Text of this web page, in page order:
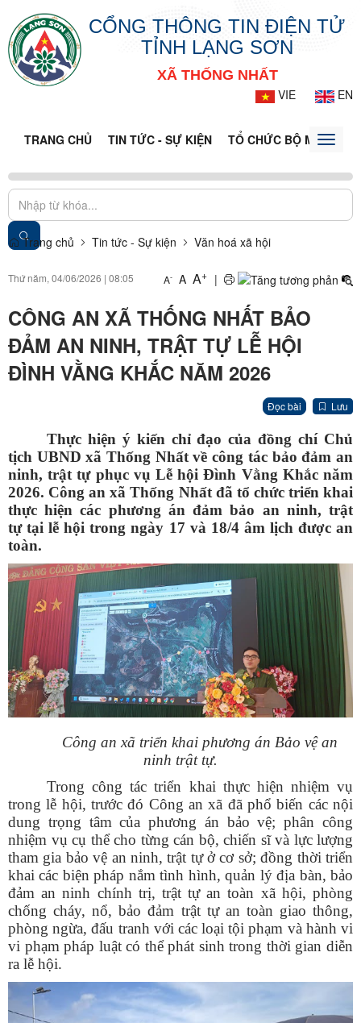
CỔNG THÔNG TIN ĐIỆN TỬ
TỈNH LẠNG SƠN
XÃ THỐNG NHẤT
VIE
EN
TRANG CHỦ TIN TỨC - SỰ KIỆN TỔ CHỨC BỘ MÁYToggle
Trang chủ Tin tức - Sự kiện Văn hoá xã hội
Thứ năm, 04/06/2026 | 08:05 A- A A+ |
CÔNG AN XÃ THỐNG NHẤT BẢO
ĐẢM AN NINH, TRẬT TỰ LỄ HỘI
ĐÌNH VẰNG KHẮC NĂM 2026
Đọc bài Lưu
Thực hiện ý kiến chỉ đạo của đồng chí Chủ
tịch UBND xã Thống Nhất về công tác bảo đảm an
ninh, trật tự phục vụ Lễ hội Đình Vằng Khắc năm
2026. Công an xã Thống Nhất đã tổ chức triển khai
thực hiện các phương án đảm bảo an ninh, trật
tự tại lễ hội trong ngày 17 và 18/4 âm lịch được an
toàn.
Công an xã triển khai phương án Bảo vệ an
ninh trật tự.
Trong công tác triển khai thực hiện nhiệm vụ
trong lễ hội, trước đó Công an xã đã phổ biến các nội
dung trọng tâm của phương án bảo vệ; phân công
nhiệm vụ cụ thể cho từng cán bộ, chiến sĩ và lực lượng
tham gia bảo vệ an ninh, trật tự ở cơ sở; đồng thời triển
khai các biện pháp nắm tình hình, quản lý địa bàn, bảo
đảm an ninh chính trị, trật tự an toàn xã hội, phòng
chống cháy, nổ, bảo đảm trật tự an toàn giao thông,
phòng ngừa, đấu tranh với các loại tội phạm và hành vi
vi phạm pháp luật có thể phát sinh trong thời gian diễn
ra lễ hội.